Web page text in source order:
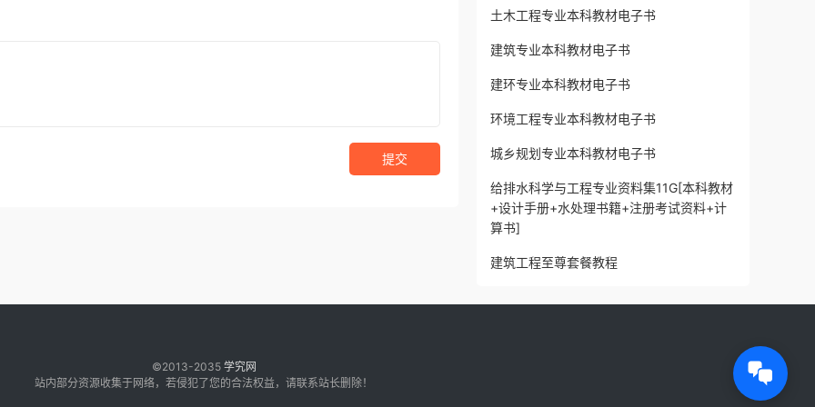
提交
土木工程专业本科教材电子书
建筑专业本科教材电子书
建环专业本科教材电子书
环境工程专业本科教材电子书
城乡规划专业本科教材电子书
给排水科学与工程专业资料集11G[本科教材
+设计手册+水处理书籍+注册考试资料+计
算书]
建筑工程至尊套餐教程
©2013-2035 学究网
站内部分资源收集于网络，若侵犯了您的合法权益，请联系站长删除！